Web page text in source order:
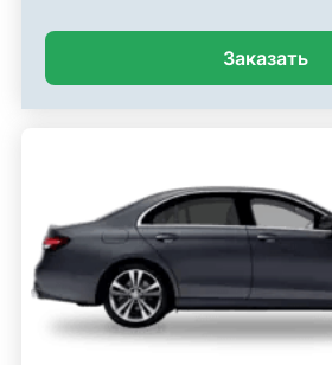
Заказать